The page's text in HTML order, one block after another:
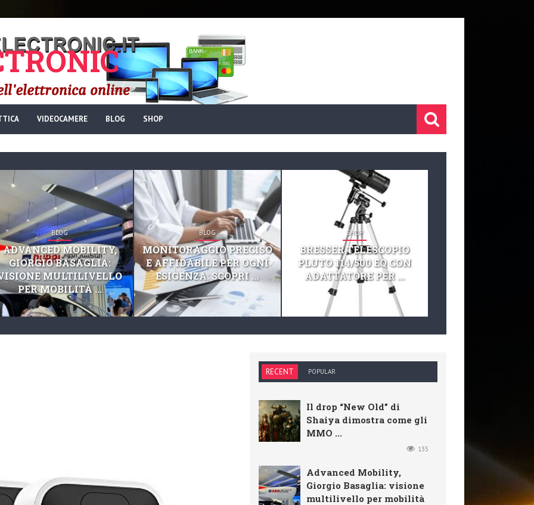
VIDEOCAMERE BLOG SHOP
BLOG
ADVANCED MOBILITY,
GIORGIO BASAGLIA:
MULTILIVELLO
PER MOBILITÀ ...
BLOG
MONITORAGGIO PRECISO
E AFFIDABILE PER OGNI
ESIGENZA: SCOPRI ...
SHOP
BRESSER TELESCOPIO
PLUTO 114/500 EQ CON
ADATTATORE PER ...
RECENT POPULAR
Il drop “New Old” di
Shaiya dimostra come gli
MMO ...
135
Advanced Mobility,
Giorgio Basaglia: visione
multilivello per mobilità